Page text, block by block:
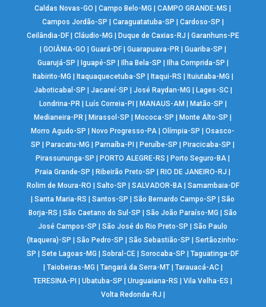
Caldas Novas-GO
|Campo Belo-MG |CAMPO GRANDE-MS
Campos Jordão-SP
Caraguatatuba-SP Cardoso-SP
Ceilândia-DF| Cláudio-MG Duque de Caxias-RJ
Garanhuns-PE
GOIÂNIA-GO Guará-DF| Guarapuava-PR| Guariba-SP
Guarujá-SP
Iguapé-SP Ilha Bela-SP Ilha Comprida-SP
Itabirito-MG
Itaquaquecetuba-SP Itaqui-RS Ituiutaba-MG
Jaboticabal-SP
Jacareí-SP José Raydan-MG Lages-SC|
Londrina-PR| Luís Correia-PI MANAUS-AM Matão-SP
Medianeira-PR
Mirassol-SP Mococa-SP Monte Alto-SP
Morro Agudo-SP
Novo Progresso-PA |Olímpia-SP |Osasco-
SP
Paracatu-MG Parnaíba-PI Peruíbe-SP Piracicaba-SP
Pirassununga-SP
PORTO ALEGRE-RS Porto Seguro-BA
Praia Grande-SP
Ribeirão Preto-SP RIO DE JANEIRO-RJ
Rolim de Moura-RO
Salto-SP SALVADOR-BA| Samambaia-DF
|Santa Maria-RS |Santos-SP |São Bernardo Campo-SP |São
Borja-RS
|São Caetano do Sul-SP |São João Paraíso-MG |São
José Campos-SP
|São José do Rio Preto-SP |São Paulo
(Itaquera)-SP
|São Pedro-SP |São Sebastião-SP |Sertãozinho-
SP
|Sete Lagoas-MG |Sobral-CE |Sorocaba-SP |Taguatinga-DF
Taiobeiras-MG Tangará da Serra-MT| Tarauacá-AC|
TERESINA-PI
|Ubatuba-SP |Uruguaiana-RS |Vila Velha-ES
Volta Redonda-RJ